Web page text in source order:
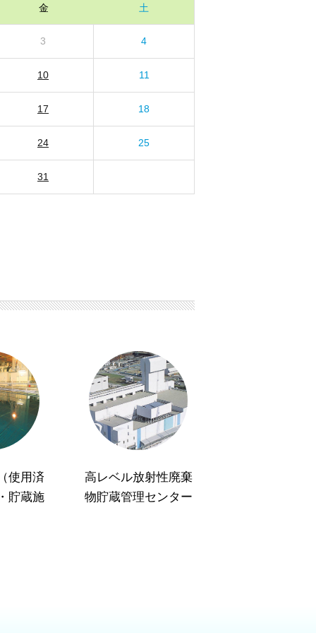
金 土
3 4
10 11
17 18
24 25
31
使用済
貯蔵施
高レベル放射性廃棄
物貯蔵管理センター